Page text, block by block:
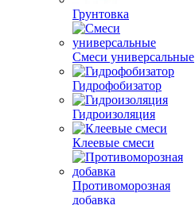
Грунтовка
Смеси универсальные
Гидрофобизатор
Гидроизоляция
Клеевые смеси
Противоморозная
добавка